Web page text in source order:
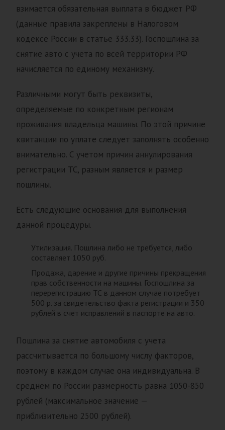
взимается обязательная выплата в бюджет РФ
(данные правила закреплены в Налоговом
кодексе России в статье 333.33). Госпошлина за
снятие авто с учета по всей территории РФ
начисляется по единому механизму.
Различными могут быть реквизиты,
определяемые по конкретным регионам
проживания владельца машины. По этой причине
квитанции по уплате следует заполнять особенно
внимательно. С учетом причин аннулирования
регистрации ТС, разным является и размер
пошлины.
Есть следующие основания для выполнения
данной процедуры.
Утилизация. Пошлина либо не требуется, либо
составляет 1050 руб.
Продажа, дарение и другие причины прекращения
прав собственности на машины. Госпошлина за
перерегистрацию ТС в данном случае потребует
500 р. за свидетельство факта регистрации и 350
рублей в счет исправлений в паспорте на авто.
Пошлина за снятие автомобиля с учета
рассчитывается по большому числу факторов,
поэтому в каждом случае она индивидуальна. В
среднем по России размерность равна 1050-850
рублей (максимальное значение —
приблизительно 2500 рублей).